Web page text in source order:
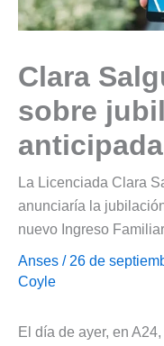
Clara
sobre
La Licenciada Clara
anunciaría la
nuevo Ingreso
Anses / 26 de
Coyle
El día de ayer, en